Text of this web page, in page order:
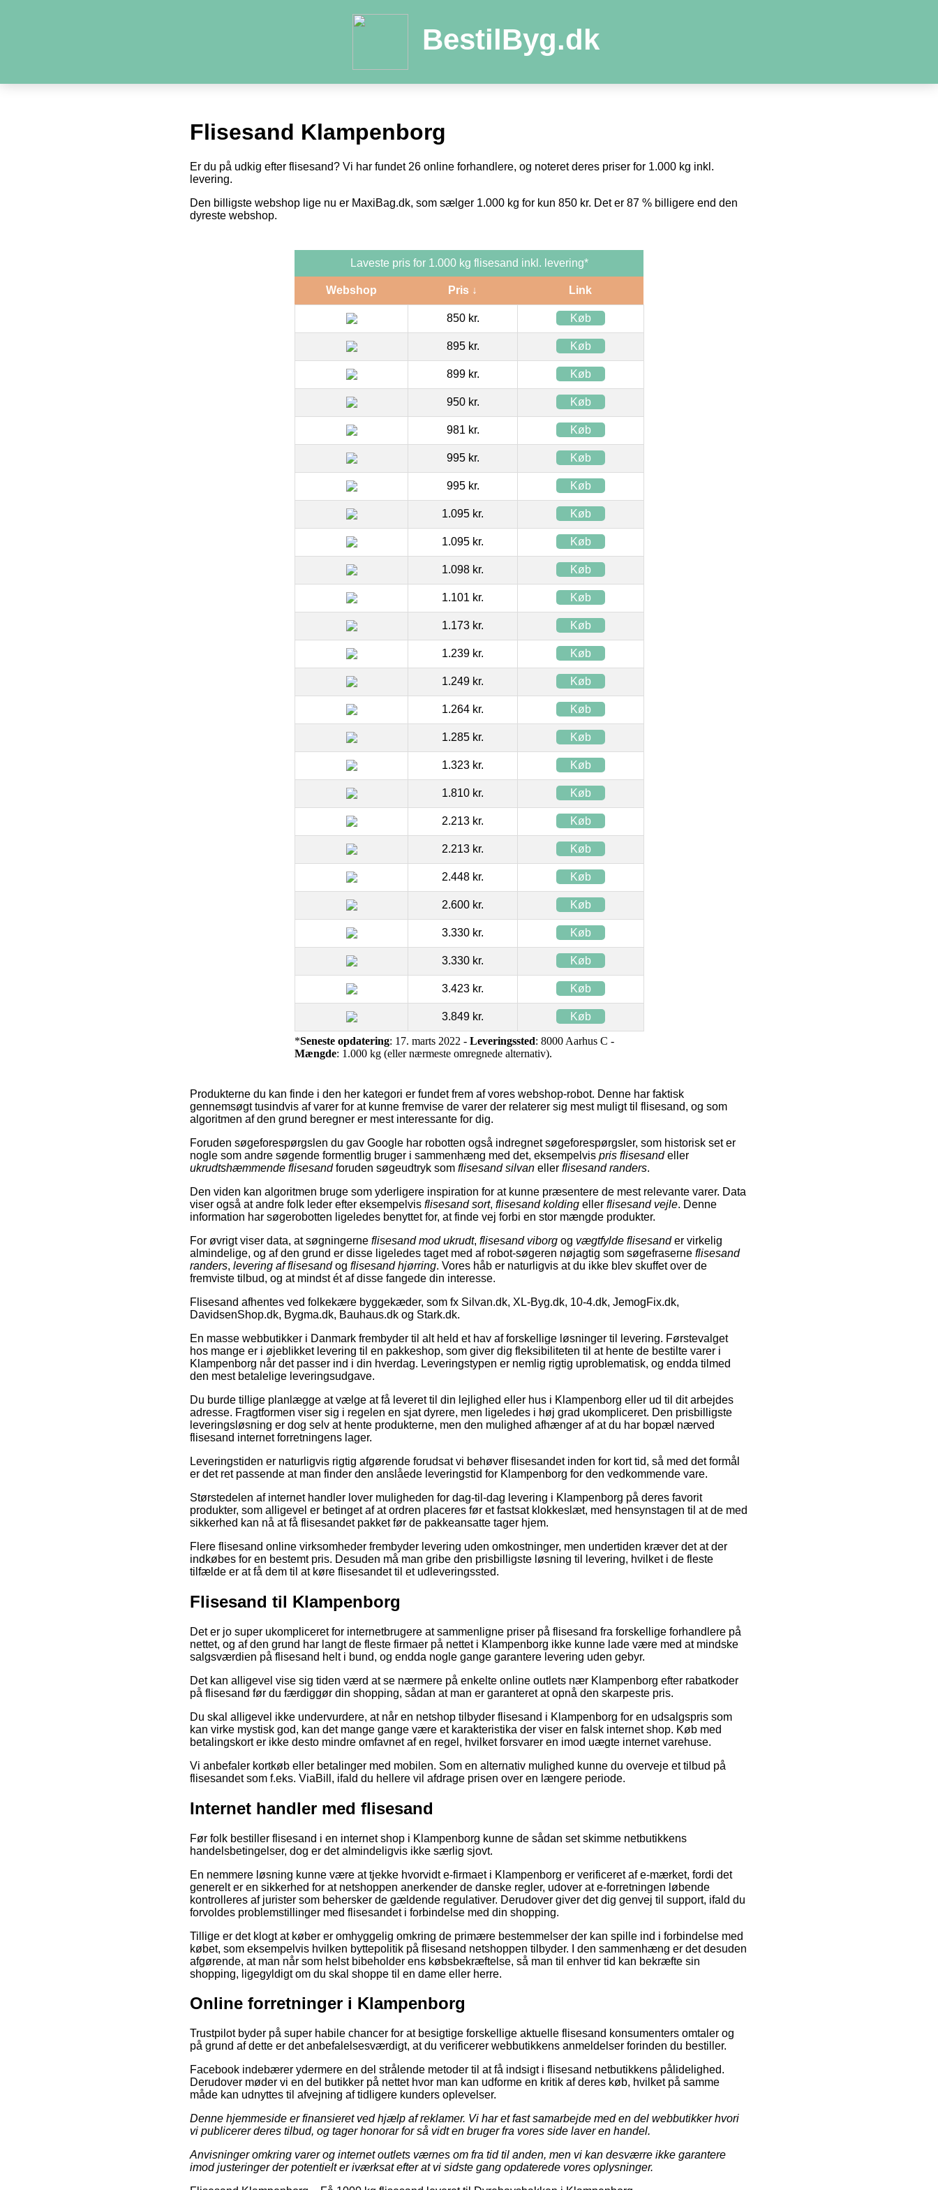
BestilByg.dk
Flisesand Klampenborg
Er du på udkig efter flisesand? Vi har fundet 26 online forhandlere, og noteret deres priser for 1.000 kg inkl.
levering.
Den billigste webshop lige nu er MaxiBag.dk, som sælger 1.000 kg for kun 850 kr. Det er 87 % billigere end den
dyreste webshop.
Laveste pris for 1.000 kg flisesand inkl. levering*
Webshop Pris ↓ Link
850 kr. Køb
895 kr. Køb
899 kr. Køb
950 kr. Køb
981 kr. Køb
995 kr. Køb
995 kr. Køb
1.095 kr. Køb
1.095 kr. Køb
1.098 kr. Køb
1.101 kr. Køb
1.173 kr. Køb
1.239 kr. Køb
1.249 kr. Køb
1.264 kr. Køb
1.285 kr. Køb
1.323 kr. Køb
1.810 kr. Køb
2.213 kr. Køb
2.213 kr. Køb
2.448 kr. Køb
2.600 kr. Køb
3.330 kr. Køb
3.330 kr. Køb
3.423 kr. Køb
3.849 kr. Køb
*Seneste opdatering: 17. marts 2022 - Leveringssted: 8000 Aarhus C -
Mængde: 1.000 kg (eller nærmeste omregnede alternativ).
Produkterne du kan finde i den her kategori er fundet frem af vores webshop-robot. Denne har faktisk
gennemsøgt tusindvis af varer for at kunne fremvise de varer der relaterer sig mest muligt til flisesand, og som
algoritmen af den grund beregner er mest interessante for dig.
Foruden søgeforespørgslen du gav Google har robotten også indregnet søgeforespørgsler, som historisk set er
nogle som andre søgende formentlig bruger i sammenhæng med det, eksempelvis pris flisesandeller
ukrudtshæmmende flisesandforuden søgeudtryk som flisesand silvan eller flisesand randers.
Den viden kan algoritmen bruge som yderligere inspiration for at kunne præsentere de mest relevante varer. Data
viser også at andre folk leder efter eksempelvis flisesand sort, flisesand kolding eller flisesand vejle. Denne
information har søgerobotten ligeledes benyttet for, at finde vej forbi en stor mængde produkter.
For øvrigt viser data, at søgningerne flisesand mod ukrudt, flisesand viborg og vægtfylde flisesander virkelig
almindelige, og af den grund er disse ligeledes taget med af robot-søgeren nøjagtig som søgefraserne flisesand
randers, levering af flisesandog flisesand hjørring. Vores håb er naturligvis at du ikke blev skuffet over de
fremviste tilbud, og at mindst ét af disse fangede din interesse.
Flisesand afhentes ved folkekære byggekæder, som fx Silvan.dk, XL-Byg.dk, 10-4.dk, JemogFix.dk,
DavidsenShop.dk, Bygma.dk, Bauhaus.dk og Stark.dk.
En masse webbutikker i Danmark frembyder til alt held et hav af forskellige løsninger til levering. Førstevalget
hos mange er i øjeblikket levering til en pakkeshop, som giver dig fleksibiliteten til at hente de bestilte varer i
Klampenborg når det passer ind i din hverdag. Leveringstypen er nemlig rigtig uproblematisk, og endda tilmed
den mest betalelige leveringsudgave.
Du burde tillige planlægge at vælge at få leveret til din lejlighed eller hus i Klampenborg eller ud til dit arbejdes
adresse. Fragtformen viser sig i regelen en sjat dyrere, men ligeledes i høj grad ukompliceret. Den prisbilligste
leveringsløsning er dog selv at hente produkterne, men den mulighed afhænger af at du har bopæl nærved
flisesand internet forretningens lager.
Leveringstiden er naturligvis rigtig afgørende forudsat vi behøver flisesandet inden for kort tid, så med det formål
er det ret passende at man finder den anslåede leveringstid for Klampenborg for den vedkommende vare.
Størstedelen af internet handler lover muligheden for dag-til-dag levering i Klampenborg på deres favorit
produkter, som alligevel er betinget af at ordren placeres før et fastsat klokkeslæt, med hensynstagen til at de med
sikkerhed kan nå at få flisesandet pakket før de pakkeansatte tager hjem.
Flere flisesand online virksomheder frembyder levering uden omkostninger, men undertiden kræver det at der
indkøbes for en bestemt pris. Desuden må man gribe den prisbilligste løsning til levering, hvilket i de fleste
tilfælde er at få dem til at køre flisesandet til et udleveringssted.
Flisesand til Klampenborg
Det er jo super ukompliceret for internetbrugere at sammenligne priser på flisesand fra forskellige forhandlere på
nettet, og af den grund har langt de fleste firmaer på nettet i Klampenborg ikke kunne lade være med at mindske
salgsværdien på flisesand helt i bund, og endda nogle gange garantere levering uden gebyr.
Det kan alligevel vise sig tiden værd at se nærmere på enkelte online outlets nær Klampenborg efter rabatkoder
på flisesand før du færdiggør din shopping, sådan at man er garanteret at opnå den skarpeste pris.
Du skal alligevel ikke undervurdere, at når en netshop tilbyder flisesand i Klampenborg for en udsalgspris som
kan virke mystisk god, kan det mange gange være et karakteristika der viser en falsk internet shop. Køb med
betalingskort er ikke desto mindre omfavnet af en regel, hvilket forsvarer en imod uægte internet varehuse.
Vi anbefaler kortkøb eller betalinger med mobilen. Som en alternativ mulighed kunne du overveje et tilbud på
flisesandet som f.eks. ViaBill, ifald du hellere vil afdrage prisen over en længere periode.
Internet handler med flisesand
Før folk bestiller flisesand i en internet shop i Klampenborg kunne de sådan set skimme netbutikkens
handelsbetingelser, dog er det almindeligvis ikke særlig sjovt.
En nemmere løsning kunne være at tjekke hvorvidt e-firmaet i Klampenborg er verificeret af e-mærket, fordi det
generelt er en sikkerhed for at netshoppen anerkender de danske regler, udover at e-forretningen løbende
kontrolleres af jurister som behersker de gældende regulativer. Derudover giver det dig genvej til support, ifald du
forvoldes problemstillinger med flisesandet i forbindelse med din shopping.
Tillige er det klogt at køber er omhyggelig omkring de primære bestemmelser der kan spille ind i forbindelse med
købet, som eksempelvis hvilken byttepolitik på flisesand netshoppen tilbyder. I den sammenhæng er det desuden
afgørende, at man når som helst bibeholder ens købsbekræftelse, så man til enhver tid kan bekræfte sin
shopping, ligegyldigt om du skal shoppe til en dame eller herre.
Online forretninger i Klampenborg
Trustpilot byder på super habile chancer for at besigtige forskellige aktuelle flisesand konsumenters omtaler og
på grund af dette er det anbefalelsesværdigt, at du verificerer webbutikkens anmeldelser forinden du bestiller.
Facebook indebærer ydermere en del strålende metoder til at få indsigt i flisesand netbutikkens pålidelighed.
Derudover møder vi en del butikker på nettet hvor man kan udforme en kritik af deres køb, hvilket på samme
måde kan udnyttes til afvejning af tidligere kunders oplevelser.
Denne hjemmeside er finansieret ved hjælp af reklamer. Vi har et fast samarbejde med en del webbutikker hvori
vi publicerer deres tilbud, og tager honorar for så vidt en bruger fra vores side laver en handel.
Anvisninger omkring varer og internet outlets værnes om fra tid til anden, men vi kan desværre ikke garantere
imod justeringer der potentielt er iværksat efter at vi sidste gang opdaterede vores oplysninger.